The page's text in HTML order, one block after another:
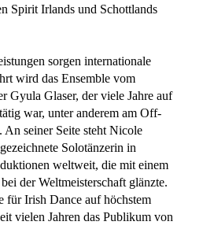
Spirit Irlands und Schottlands
sorgen internationale
wird das Ensemble vom
Gyula Glaser, der viele Jahre auf
war, unter anderem am Off-
seiner Seite steht Nicole
Solotänzerin in
weltweit, die mit einem
der Weltmeisterschaft glänzte.
für Irish Dance auf höchstem
vielen Jahren das Publikum von